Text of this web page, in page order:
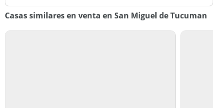
Casas similares en venta en San Miguel de Tucuman